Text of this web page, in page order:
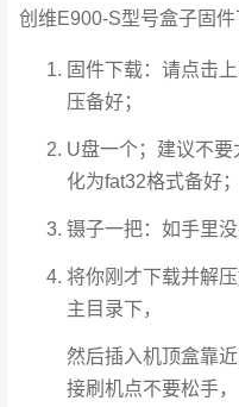
创维E900-S型号盒子固件
固件下载：请点击
压备好；
U盘一个；建议不
化为fat32格式备好；
镊子一把：如手里
将你刚才下载并解
主目录下，
然后插入机顶盒靠
接刷机点不要松手，